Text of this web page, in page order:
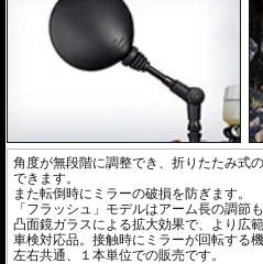
角度が無段階に調整でき、折りたたみ式
できます。
また転倒時にミラーの破損を防ぎます。
「フラッシュ」モデルはアーム長の調節も
凸面鏡ガラスによる拡大効果で、より広
車検対応品。接触時にミラーが回転する
左右共通、１本単位での販売です。